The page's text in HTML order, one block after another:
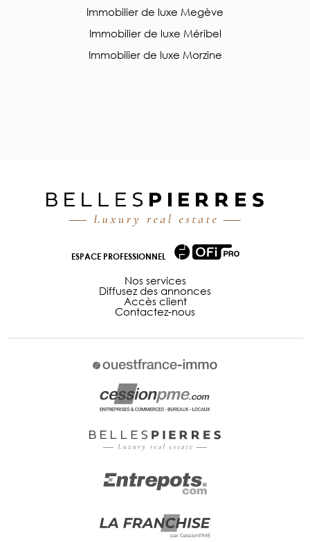
Immobilier de luxe Megève
Immobilier de luxe Méribel
Immobilier de luxe Morzine
ESPACE PROFESSIONNEL
Nos services
Diffusez des annonces
Accès client
Contactez-nous